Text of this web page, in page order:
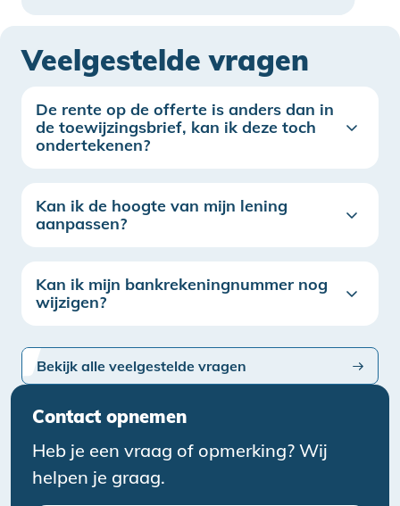
Veelgestelde vragen
De rente op de offerte is anders dan in
de toewijzingsbrief, kan ik deze toch
ondertekenen?
Kan ik de hoogte van mijn lening
aanpassen?
Kan ik mijn bankrekeningnummer nog
wijzigen?
Bekijk alle veelgestelde vragen
Contact opnemen
Heb je een vraag of opmerking? Wij
helpen je graag.